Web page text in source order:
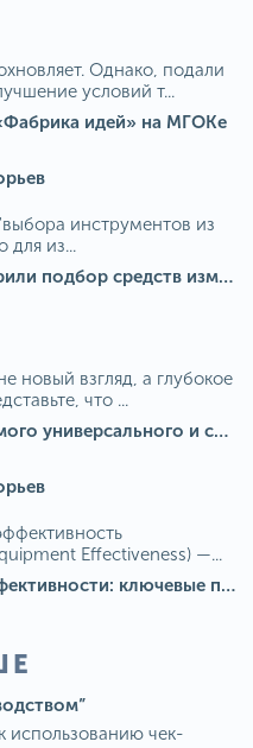
Однако, подали
условий т...
идей» на МГОКе
инструментов из
для из...
На ОДК-Сатурн в 30 раз ускорили подбор средств измерения для контроля качества продукции
новый взгляд, а глубокое
что ...
Алгоритм расчета ОЕЕ как самого универсального и современного показателя эффективности оборудования в мире
Effectiveness) —...
Измерение операционной эффективности: ключевые показатели для непрерывного совершенствования
использованию чек-